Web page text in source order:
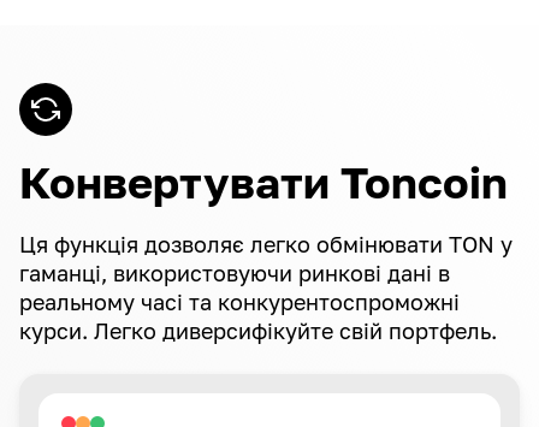
Конвертувати Toncoin
Ця функція дозволяє легко обмінювати TON у
гаманці, використовуючи ринкові дані в
реальному часі та конкурентоспроможні
курси. Легко диверсифікуйте свій портфель.